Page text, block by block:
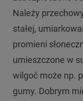
Należy
stałej,
promieni
umieszczone w
wilgoć może np.
gumy. Dobrym